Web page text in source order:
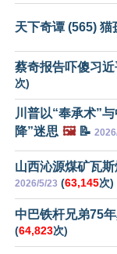
天下奇谭 (565) 猫
蔡奇报告吓傻习
次)
川普以“奉承术”
降”迷思 🖼️📝
山西沁源煤矿瓦
2026/5/23 (63,145次)
中巴铁杆兄弟75
(64,823次)